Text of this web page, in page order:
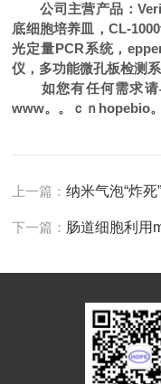
公司主营产品：
底细胞培养皿，CL-
光定量PCR系统，
仪，多功能微孔板检测
如您有任何需求请
www。。ｃｎhopebio
上一篇：纳米气泡“炸
下一篇： 肠道细胞利用